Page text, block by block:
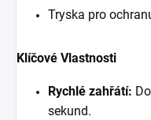
Tryska pro
Klíčové Vlastnosti
Rychlé zahřátí:
sekund.